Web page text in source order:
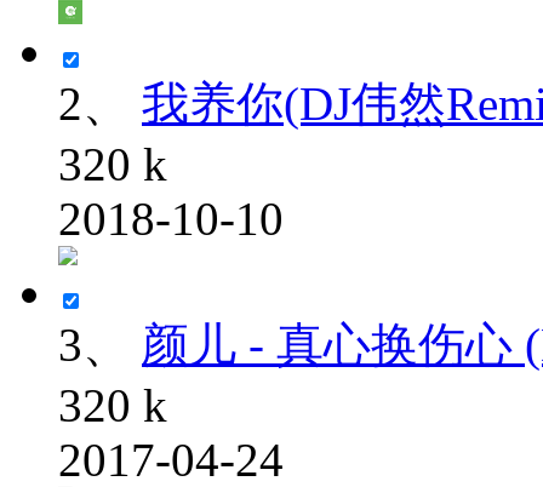
2、
我养你(DJ伟然
320 k
2018-10-10
3、
颜儿 - 真心换伤心
320 k
2017-04-24